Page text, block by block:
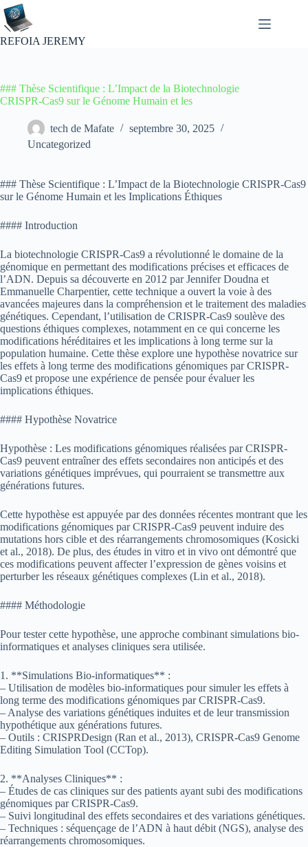
Passer
au
contenu
REFOIA JEREMY
### Thèse Scientifique : L’Impact de la Biotechnologie
CRISPR-Cas9 sur le Génome Humain et les
tech de Mafate
septembre 30, 2025
Uncategorized
### Thèse Scientifique : L’Impact de la Biotechnologie CRISPR-Cas9
sur le Génome Humain et les Implications Éthiques
#### Introduction
La biotechnologie CRISPR-Cas9 a révolutionné le domaine de la
génomique en permettant des modifications précises et efficaces de
l’ADN. Depuis sa découverte en 2012 par Jennifer Doudna et
Emmanuelle Charpentier, cette technique a ouvert la voie à des
avancées majeures dans la compréhension et le traitement des maladies
génétiques. Cependant, l’utilisation de CRISPR-Cas9 soulève des
questions éthiques complexes, notamment en ce qui concerne les
modifications héréditaires et les implications à long terme sur la
population humaine. Cette thèse explore une hypothèse novatrice sur
les effets à long terme des modifications génomiques par CRISPR-
Cas9 et propose une expérience de pensée pour évaluer les
implications éthiques.
#### Hypothèse Novatrice
Hypothèse : Les modifications génomiques réalisées par CRISPR-
Cas9 peuvent entraîner des effets secondaires non anticipés et des
variations génétiques imprévues, qui pourraient se transmettre aux
générations futures.
Cette hypothèse est appuyée par des données récentes montrant que les
modifications génomiques par CRISPR-Cas9 peuvent induire des
mutations hors cible et des réarrangements chromosomiques (Kosicki
et al., 2018). De plus, des études in vitro et in vivo ont démontré que
ces modifications peuvent affecter l’expression de gènes voisins et
perturber les réseaux génétiques complexes (Lin et al., 2018).
#### Méthodologie
Pour tester cette hypothèse, une approche combinant simulations bio-
informatiques et analyses cliniques sera utilisée.
1. **Simulations Bio-informatiques** :
– Utilisation de modèles bio-informatiques pour simuler les effets à
long terme des modifications génomiques par CRISPR-Cas9.
– Analyse des variations génétiques induites et de leur transmission
hypothétique aux générations futures.
– Outils : CRISPRDesign (Ran et al., 2013), CRISPR-Cas9 Genome
Editing Simulation Tool (CCTop).
2. **Analyses Cliniques** :
– Études de cas cliniques sur des patients ayant subi des modifications
génomiques par CRISPR-Cas9.
– Suivi longitudinal des effets secondaires et des variations génétiques.
– Techniques : séquençage de l’ADN à haut débit (NGS), analyse des
réarrangements chromosomiques.